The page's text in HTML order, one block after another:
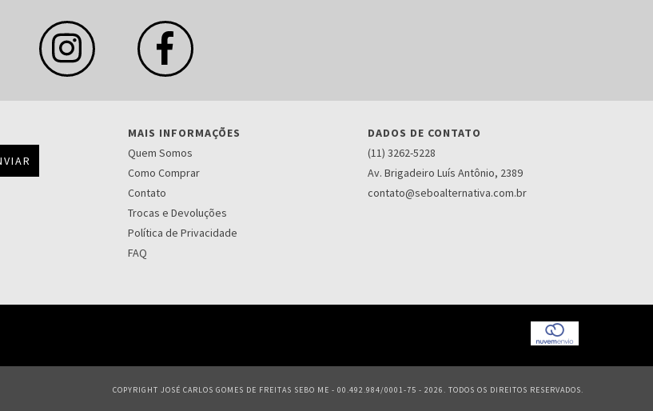
MAIS INFORMAÇÕES
Quem Somos
Como Comprar
Contato
Trocas e Devoluções
Política de Privacidade
FAQ
DADOS DE CONTATO
(11) 3262-5228
Av. Brigadeiro Luís Antônio, 2389
contato@seboalternativa.com.br
COPYRIGHT JOSÉ CARLOS GOMES DE FREITAS SEBO ME - 00.492.984/0001-75 - 2026. TODOS OS DIREITOS RESERVADOS.